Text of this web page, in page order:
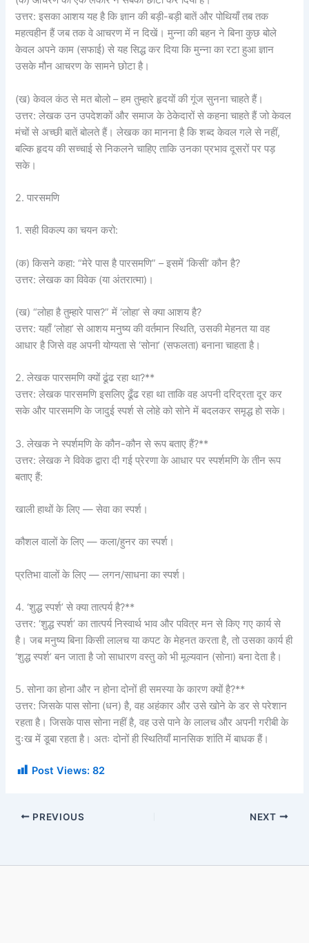
उत्तर: इसका आशय यह है कि ज्ञान की बड़ी-बड़ी बातें और पोथियाँ तब तक
महत्वहीन हैं जब तक वे आचरण में न दिखें। मुन्ना की बहन ने बिना कुछ बोले
केवल अपने काम (सफाई) से यह सिद्ध कर दिया कि मुन्ना का रटा हुआ ज्ञान
उसके मौन आचरण के सामने छोटा है।
(ख) केवल कंठ से मत बोलो – हम तुम्हारे हृदयों की गूंज सुनना चाहते हैं।
उत्तर: लेखक उन उपदेशकों और समाज के ठेकेदारों से कहना चाहते हैं जो केवल
मंचों से अच्छी बातें बोलते हैं। लेखक का मानना है कि शब्द केवल गले से नहीं,
बल्कि हृदय की सच्चाई से निकलने चाहिए ताकि उनका प्रभाव दूसरों पर पड़
सके।
2. पारसमणि
1. सही विकल्प का चयन करो:
(क) किसने कहा: “मेरे पास है पारसमणि” – इसमें ‘किसी’ कौन है?
उत्तर: लेखक का विवेक (या अंतरात्मा)।
(ख) “लोहा है तुम्हारे पास?” में ‘लोहा’ से क्या आशय है?
उत्तर: यहाँ ‘लोहा’ से आशय मनुष्य की वर्तमान स्थिति, उसकी मेहनत या वह
आधार है जिसे वह अपनी योग्यता से ‘सोना’ (सफलता) बनाना चाहता है।
2. लेखक पारसमणि क्यों ढूंढ रहा था?**
उत्तर: लेखक पारसमणि इसलिए ढूँढ रहा था ताकि वह अपनी दरिद्रता दूर कर
सके और पारसमणि के जादुई स्पर्श से लोहे को सोने में बदलकर समृद्ध हो सके।
3. लेखक ने स्पर्शमणि के कौन-कौन से रूप बताए हैं?**
उत्तर: लेखक ने विवेक द्वारा दी गई प्रेरणा के आधार पर स्पर्शमणि के तीन रूप
बताए हैं:
खाली हाथों के लिए — सेवा का स्पर्श।
कौशल वालों के लिए — कला/हुनर का स्पर्श।
प्रतिभा वालों के लिए — लगन/साधना का स्पर्श।
4. ‘शुद्ध स्पर्श’ से क्या तात्पर्य है?**
उत्तर: ‘शुद्ध स्पर्श’ का तात्पर्य निस्वार्थ भाव और पवित्र मन से किए गए कार्य से
है। जब मनुष्य बिना किसी लालच या कपट के मेहनत करता है, तो उसका कार्य ही
‘शुद्ध स्पर्श’ बन जाता है जो साधारण वस्तु को भी मूल्यवान (सोना) बना देता है।
5. सोना का होना और न होना दोनों ही समस्या के कारण क्यों है?**
उत्तर: जिसके पास सोना (धन) है, वह अहंकार और उसे खोने के डर से परेशान
रहता है। जिसके पास सोना नहीं है, वह उसे पाने के लालच और अपनी गरीबी के
दुःख में डूबा रहता है। अतः दोनों ही स्थितियाँ मानसिक शांति में बाधक हैं।
Post Views: 82
PREVIOUS NEXT